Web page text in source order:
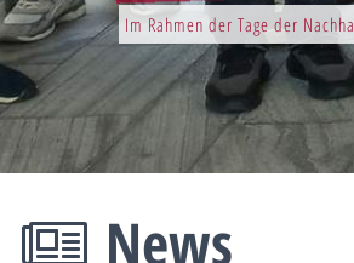
Im Rahmen der Tage der
News